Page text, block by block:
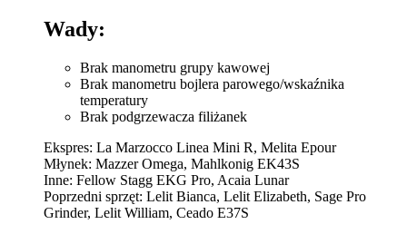
Wady:
Brak manometru grupy kawowej
Brak manometru bojlera parowego/wskaźnika
temperatury
Brak podgrzewacza filiżanek
Ekspres: La Marzocco Linea Mini R, Melita Epour
Młynek: Mazzer Omega, Mahlkonig EK43S
Inne: Fellow Stagg EKG Pro, Acaia Lunar
Poprzedni sprzęt: Lelit Bianca, Lelit Elizabeth, Sage Pro
Grinder, Lelit William, Ceado E37S